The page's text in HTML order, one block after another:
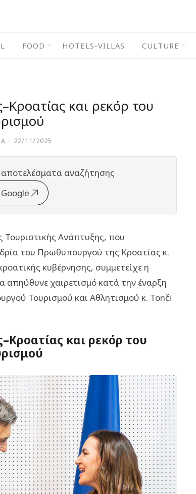
FOOD HOTELS-VILLAS CULTURE
και ρεκόρ του
/ 22/11/2025
αναζήτησης
Τουριστικής Ανάπτυξης, που
του Πρωθυπουργού της Κροατίας κ.
κυβέρνησης, συμμετείχε η
χαιρετισμό κατά την έναρξη
Τουρισμού και Αθλητισμού κ. Tonči
και ρεκόρ του